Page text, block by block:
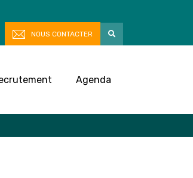
NOUS CONTACTER
Agenda